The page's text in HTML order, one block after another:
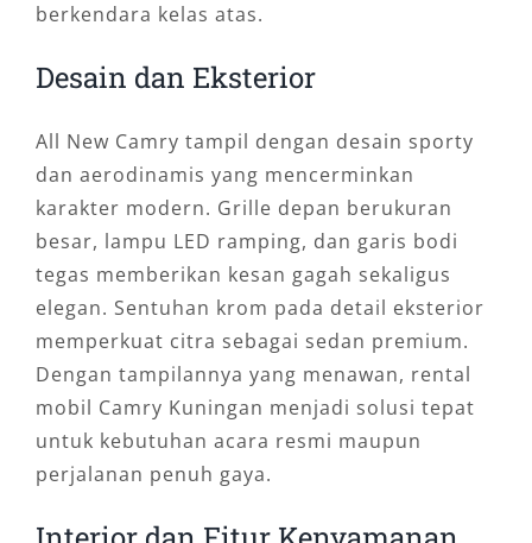
berkendara kelas atas.
Desain dan Eksterior
All New Camry tampil dengan desain sporty
dan aerodinamis yang mencerminkan
karakter modern. Grille depan berukuran
besar, lampu LED ramping, dan garis bodi
tegas memberikan kesan gagah sekaligus
elegan. Sentuhan krom pada detail eksterior
memperkuat citra sebagai sedan premium.
Dengan tampilannya yang menawan, rental
mobil Camry Kuningan menjadi solusi tepat
untuk kebutuhan acara resmi maupun
perjalanan penuh gaya.